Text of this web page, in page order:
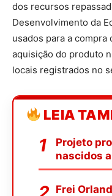
dos recursos
Desenvolvimento da
usados para a
aquisição do produto
locais registrados no
LEIA
Projeto
nascidos
Frei